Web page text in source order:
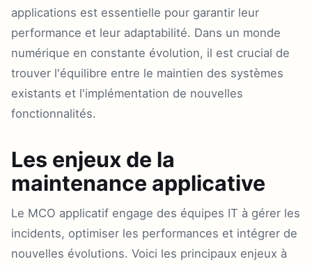
applications est essentielle pour garantir leur
performance et leur adaptabilité. Dans un monde
numérique en constante évolution, il est crucial de
trouver l'équilibre entre le maintien des systèmes
existants et l'implémentation de nouvelles
fonctionnalités.
Les enjeux de la
maintenance applicative
Le MCO applicatif engage des équipes IT à gérer les
incidents, optimiser les performances et intégrer de
nouvelles évolutions. Voici les principaux enjeux à